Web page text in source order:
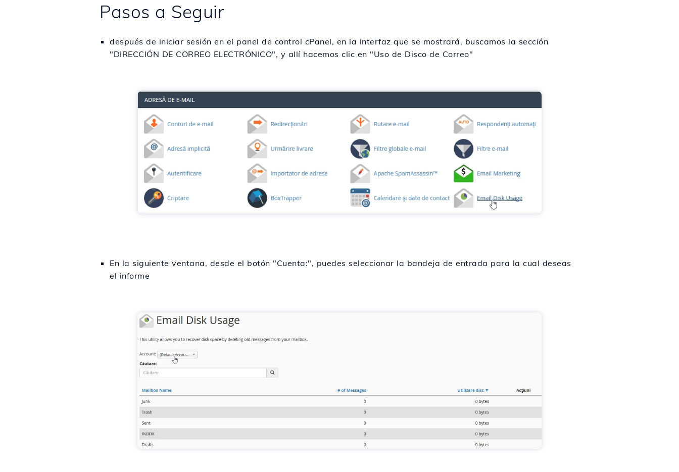
Pasos a Seguir
después de iniciar sesión en el panel de control cPanel, en la interfaz que se mostrará, buscamos la sección
"DIRECCIÓN DE CORREO ELECTRÓNICO", y allí hacemos clic en "Uso de Disco de Correo"
En la siguiente ventana, desde el botón "Cuenta:", puedes seleccionar la bandeja de entrada para la cual deseas
el informe